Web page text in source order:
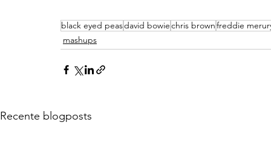
black eyed peasdavid bowiechris brownfreddie
mashups
Recente blogposts